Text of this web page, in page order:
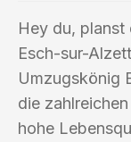
Hey du, planst
Esch-sur-
Umzugskönig
die
hohe